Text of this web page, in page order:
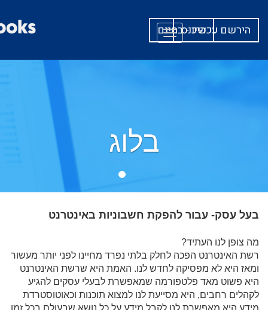
הירשם עכשיו - בחינם
היכנס
Toggle
navigation
בלוג
בעל עסק- עבור להפקת חשבוניות באינטרנט
מה צופן לנו העתיד?
רשת האינטרנט הפכה לחלק בלתי נפרד מחיינו לפני יותר מעשור
ומאז היא לא מפסיקה לחדש לנו. האמת היא שרשת האינטרנט
היא פשוט מאד פלטפורמה שמאפשרת לבעלי עסקים להגיע
לקהלים רחבים, היא מסייעת לנו למצוא תוכנות וכאוטוסטרדת